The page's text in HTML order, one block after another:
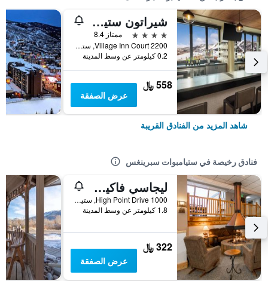
شيراتون ستيم بوت ريزورت فيلاز
4 نجوم
ممتاز 8.4
2200 Village Inn Court, ستيامبوات سبرينغس, CO, الولايات المتحدة الأميريكية
0.2 كيلومتر عن وسط المدينة
558 ﷼
عرض الصفقة
شاهد المزيد من الفنادق القريبة
فنادق رخيصة في ستيامبوات سبرينغس
ليجاسي فاكيشن ريزورتس- ستيمبوت هيلتوب
1000 High Point Drive, ستيامبوات سبرينغس, CO, الولايات المتحدة الأميريكية
1.8 كيلومتر عن وسط المدينة
322 ﷼
عرض الصفقة